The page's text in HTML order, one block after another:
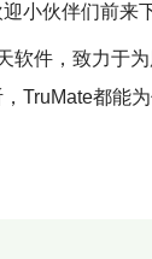
小伙伴们前来
软件，致力于
TruMate都能